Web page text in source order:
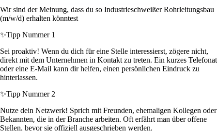
Wir sind der Meinung, dass du so Industrieschweißer Rohrleitungsbau
(m/w/d) erhalten könntest
✨Tipp Nummer 1
Sei proaktiv! Wenn du dich für eine Stelle interessierst, zögere nicht,
direkt mit dem Unternehmen in Kontakt zu treten. Ein kurzes Telefonat
oder eine E-Mail kann dir helfen, einen persönlichen Eindruck zu
hinterlassen.
✨Tipp Nummer 2
Nutze dein Netzwerk! Sprich mit Freunden, ehemaligen Kollegen oder
Bekannten, die in der Branche arbeiten. Oft erfährt man über offene
Stellen, bevor sie offiziell ausgeschrieben werden.